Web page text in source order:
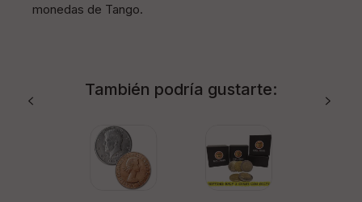
monedas de Tango.
También podría gustarte: